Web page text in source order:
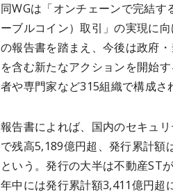
同WGは「オンチェーンで完結
ーブルコイン）取引」の実現に
の報告書を踏まえ、今後は政府
を含む新たなアクションを開始
者や専門家など315組織で構成さ
報告書によれば、国内のセキュ
で残高5,189億円超、発行累計額
という。発行の大半は不動産ST
年中には発行累計額3,411億円超